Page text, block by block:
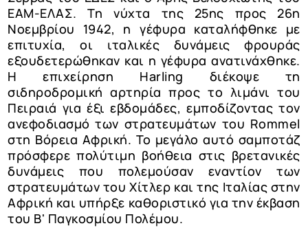
ΕΑΜ-ΕΛΑΣ. Τη νύχτα της 25ης προς 26η
Νοεμβρίου 1942, η γέφυρα καταλήφθηκε με
επιτυχία, οι ιταλικές δυνάμεις φρουράς
εξουδετερώθηκαν και η γέφυρα ανατινάχθηκε.
Η επιχείρηση Harling διέκοψε τη
σιδηροδρομική αρτηρία προς το λιμάνι του
Πειραιά για έξι εβδομάδες, εμποδίζοντας τον
ανεφοδιασμό των στρατευμάτων του Rommel
στη Βόρεια Αφρική. Το μεγάλο αυτό σαμποτάζ
πρόσφερε πολύτιμη βοήθεια στις βρετανικές
δυνάμεις που πολεμούσαν εναντίον των
στρατευμάτων του Χίτλερ και της Ιταλίας στην
Αφρική και υπήρξε καθοριστικό για την έκβαση
του Β' Παγκοσμίου Πολέμου.